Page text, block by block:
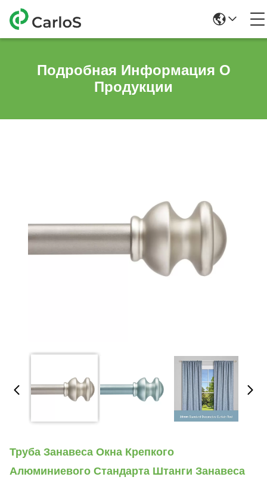
Подробная Информация О
Продукции
Труба Занавеса Окна Крепкого
Алюминиевого Стандарта Штанги Занавеса